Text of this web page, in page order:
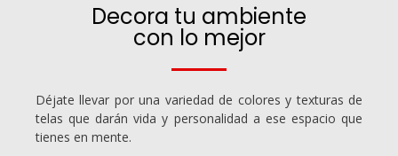
Decora tu ambiente
con lo mejor
Déjate llevar por una variedad de colores y texturas de
telas que darán vida y personalidad a ese espacio que
tienes en mente.